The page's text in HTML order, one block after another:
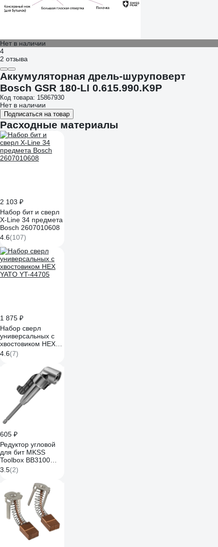
Нет в наличии
4
2 отзыва
Аккумуляторная дрель-шуруповерт
Bosch GSR 180-LI 0.615.990.K9P
Код товара: 15867930
Нет в наличии
Подписаться на товар
Расходные материалы
2 103 ₽
Набор бит и сверл
X-Line 34 предмета
Bosch 2607010608
4.6(107)
1 875 ₽
Набор сверл
универсальных с
хвостовиком HEX
YATO YT-44705
4.6(7)
605 ₽
Редуктор угловой
для бит MKSS
Toolbox BB3100
140мм BB31000140
3.5(2)